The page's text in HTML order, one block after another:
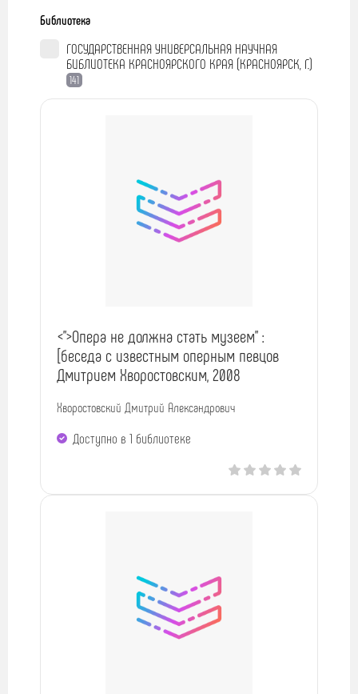
Библиотека
ГОСУДАРСТВЕННАЯ УНИВЕРСАЛЬНАЯ НАУЧНАЯ
БИБЛИОТЕКА КРАСНОЯРСКОГО КРАЯ (КРАСНОЯРСК, Г.)
141
<">Опера не должна стать музеем" :
[беседа с известным оперным певцов
Дмитрием Хворостовским, 2008
Хворостовский Дмитрий Александрович
Доступно в 1 библиотекe